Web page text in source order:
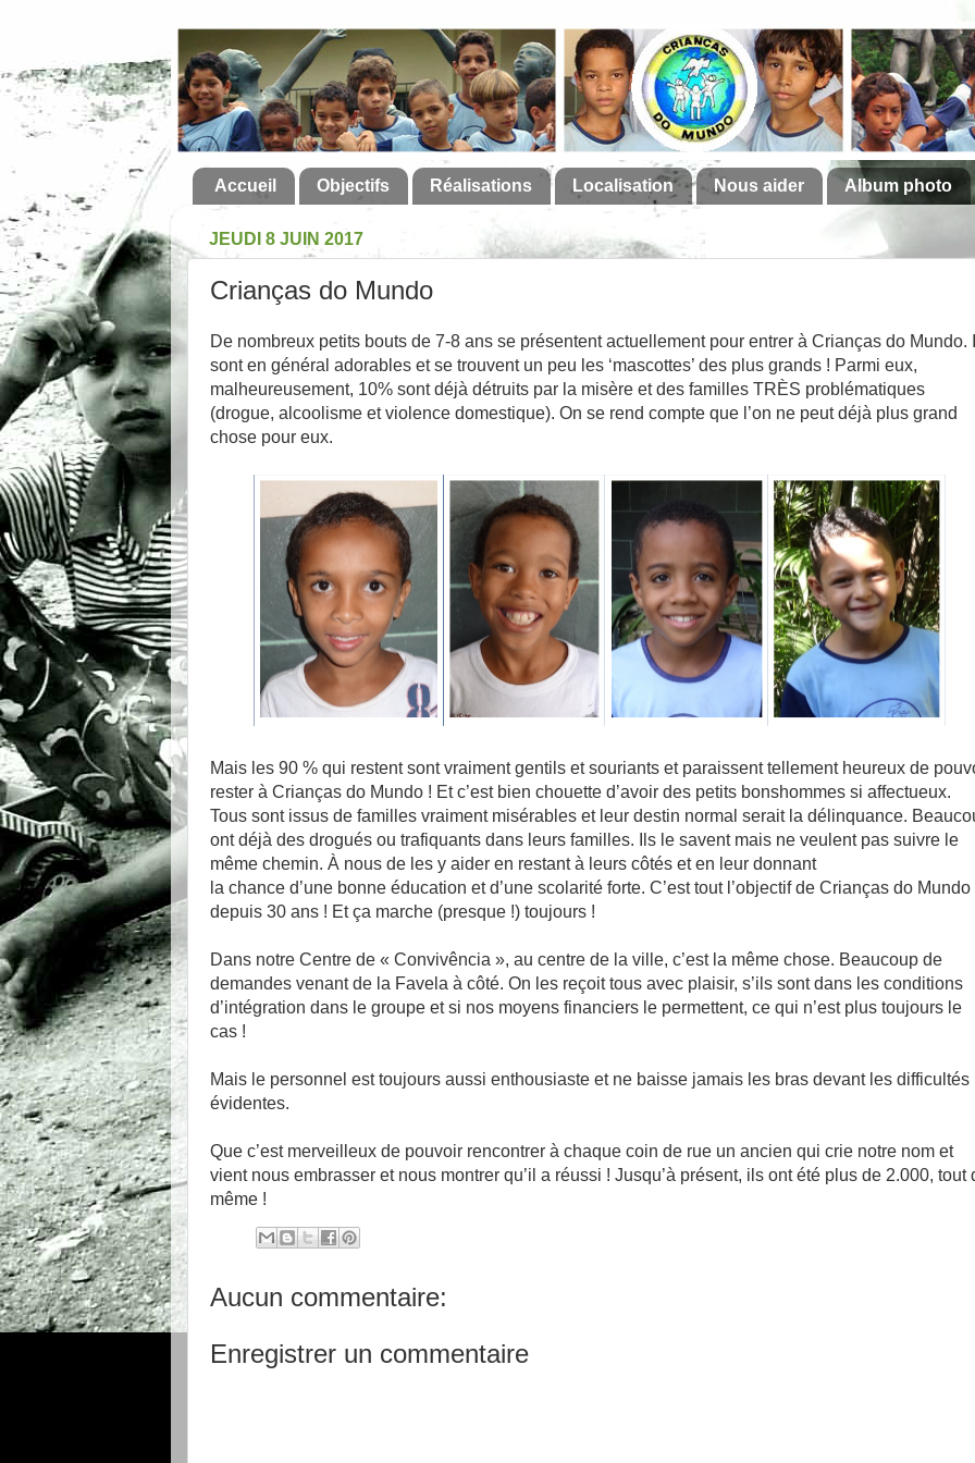
Accueil Objectifs Réalisations Localisation Nous aider Album photo
JEUDI 8 JUIN 2017
Crianças do Mundo
De nombreux petits bouts de 7-8 ans se présentent actuellement pour entrer à Crianças do Mundo.
sont en général adorables et se trouvent un peu les ‘mascottes’ des plus grands ! Parmi eux,
malheureusement, 10% sont déjà détruits par la misère et des familles TRÈS problématiques
(drogue, alcoolisme et violence domestique). On se rend compte que l’on ne peut déjà plus grand
chose pour eux.
Mais les 90 % qui restent sont vraiment gentils et souriants et paraissent tellement heureux de
rester à Crianças do Mundo ! Et c’est bien chouette d’avoir des petits bonshommes si affectueux.
Tous sont issus de familles vraiment misérables et leur destin normal serait la délinquance.
ont déjà des drogués ou trafiquants dans leurs familles. Ils le savent mais ne veulent pas suivre le
même chemin. À nous de les y aider en restant à leurs côtés et en leur donnant
la chance d’une bonne éducation et d’une scolarité forte. C’est tout l’objectif de Crianças do Mundo
depuis 30 ans ! Et ça marche (presque !) toujours !
Dans notre Centre de « Convivência », au centre de la ville, c’est la même chose. Beaucoup de
demandes venant de la Favela à côté. On les reçoit tous avec plaisir, s’ils sont dans les conditions
d’intégration dans le groupe et si nos moyens financiers le permettent, ce qui n’est plus toujours le
cas !
Mais le personnel est toujours aussi enthousiaste et ne baisse jamais les bras devant les difficultés
évidentes.
Que c’est merveilleux de pouvoir rencontrer à chaque coin de rue un ancien qui crie notre nom et
vient nous embrasser et nous montrer qu’il a réussi ! Jusqu’à présent, ils ont été plus de 2.000, tout
même !
Aucun commentaire:
Enregistrer un commentaire